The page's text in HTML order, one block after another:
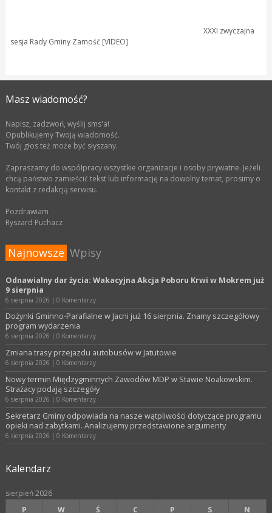
XXXI zwyczajna
sesja Rady Gminy Zamość [VIDEO]
Masz wiadomość?
Napisz, zadzwoń, wyślij sms'a!
Opublikujemy Twoją wiadomość.
Twój głos też może być słyszany.
Zapraszamy do współpracy wszystkie organizacje i osoby prywatne. Jeżeli
chcą państwo zamieścić tekst lub informację na dowolny temat, prosimy o
kontakt z redakcją serwisu.
Pozdrawiam
Ryszard Puchacz
Najnowsze Wpisy
Odnawialny dar życia: Wakacyjna Akcja Poboru Krwi w Mokrem już
9 sierpnia
6 sierpnia 2026 | 0 Komentarzy
Dożynki Gminno-Parafialne w Jacni już 16 sierpnia. Znamy szczegółowy
program wydarzenia
6 sierpnia 2026 | 0 Komentarzy
Zmiana trasy przejazdu autobusów w Jatutowie
6 sierpnia 2026 | 0 Komentarzy
Nowy termin Międzygminnych Zawodów MDP w Stawie Noakowskim.
Strażacy podają szczegóły
6 sierpnia 2026 | 0 Komentarzy
Sekretarz Gminy odpowiada na nasze wątpliwości dotyczące programu
opieki nad zabytkami. Analizujemy przedstawione argumenty
6 sierpnia 2026 | 0 Komentarzy
Kalendarz
sierpień 2026
P
W Ś C P S N